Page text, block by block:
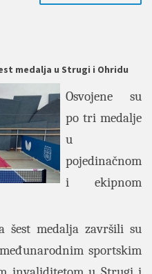
medalja u Strugi i Ohridu
Osvojene su
po tri medalje
u
pojedinačnom
i ekipnom
šest medalja završili su
sportskim